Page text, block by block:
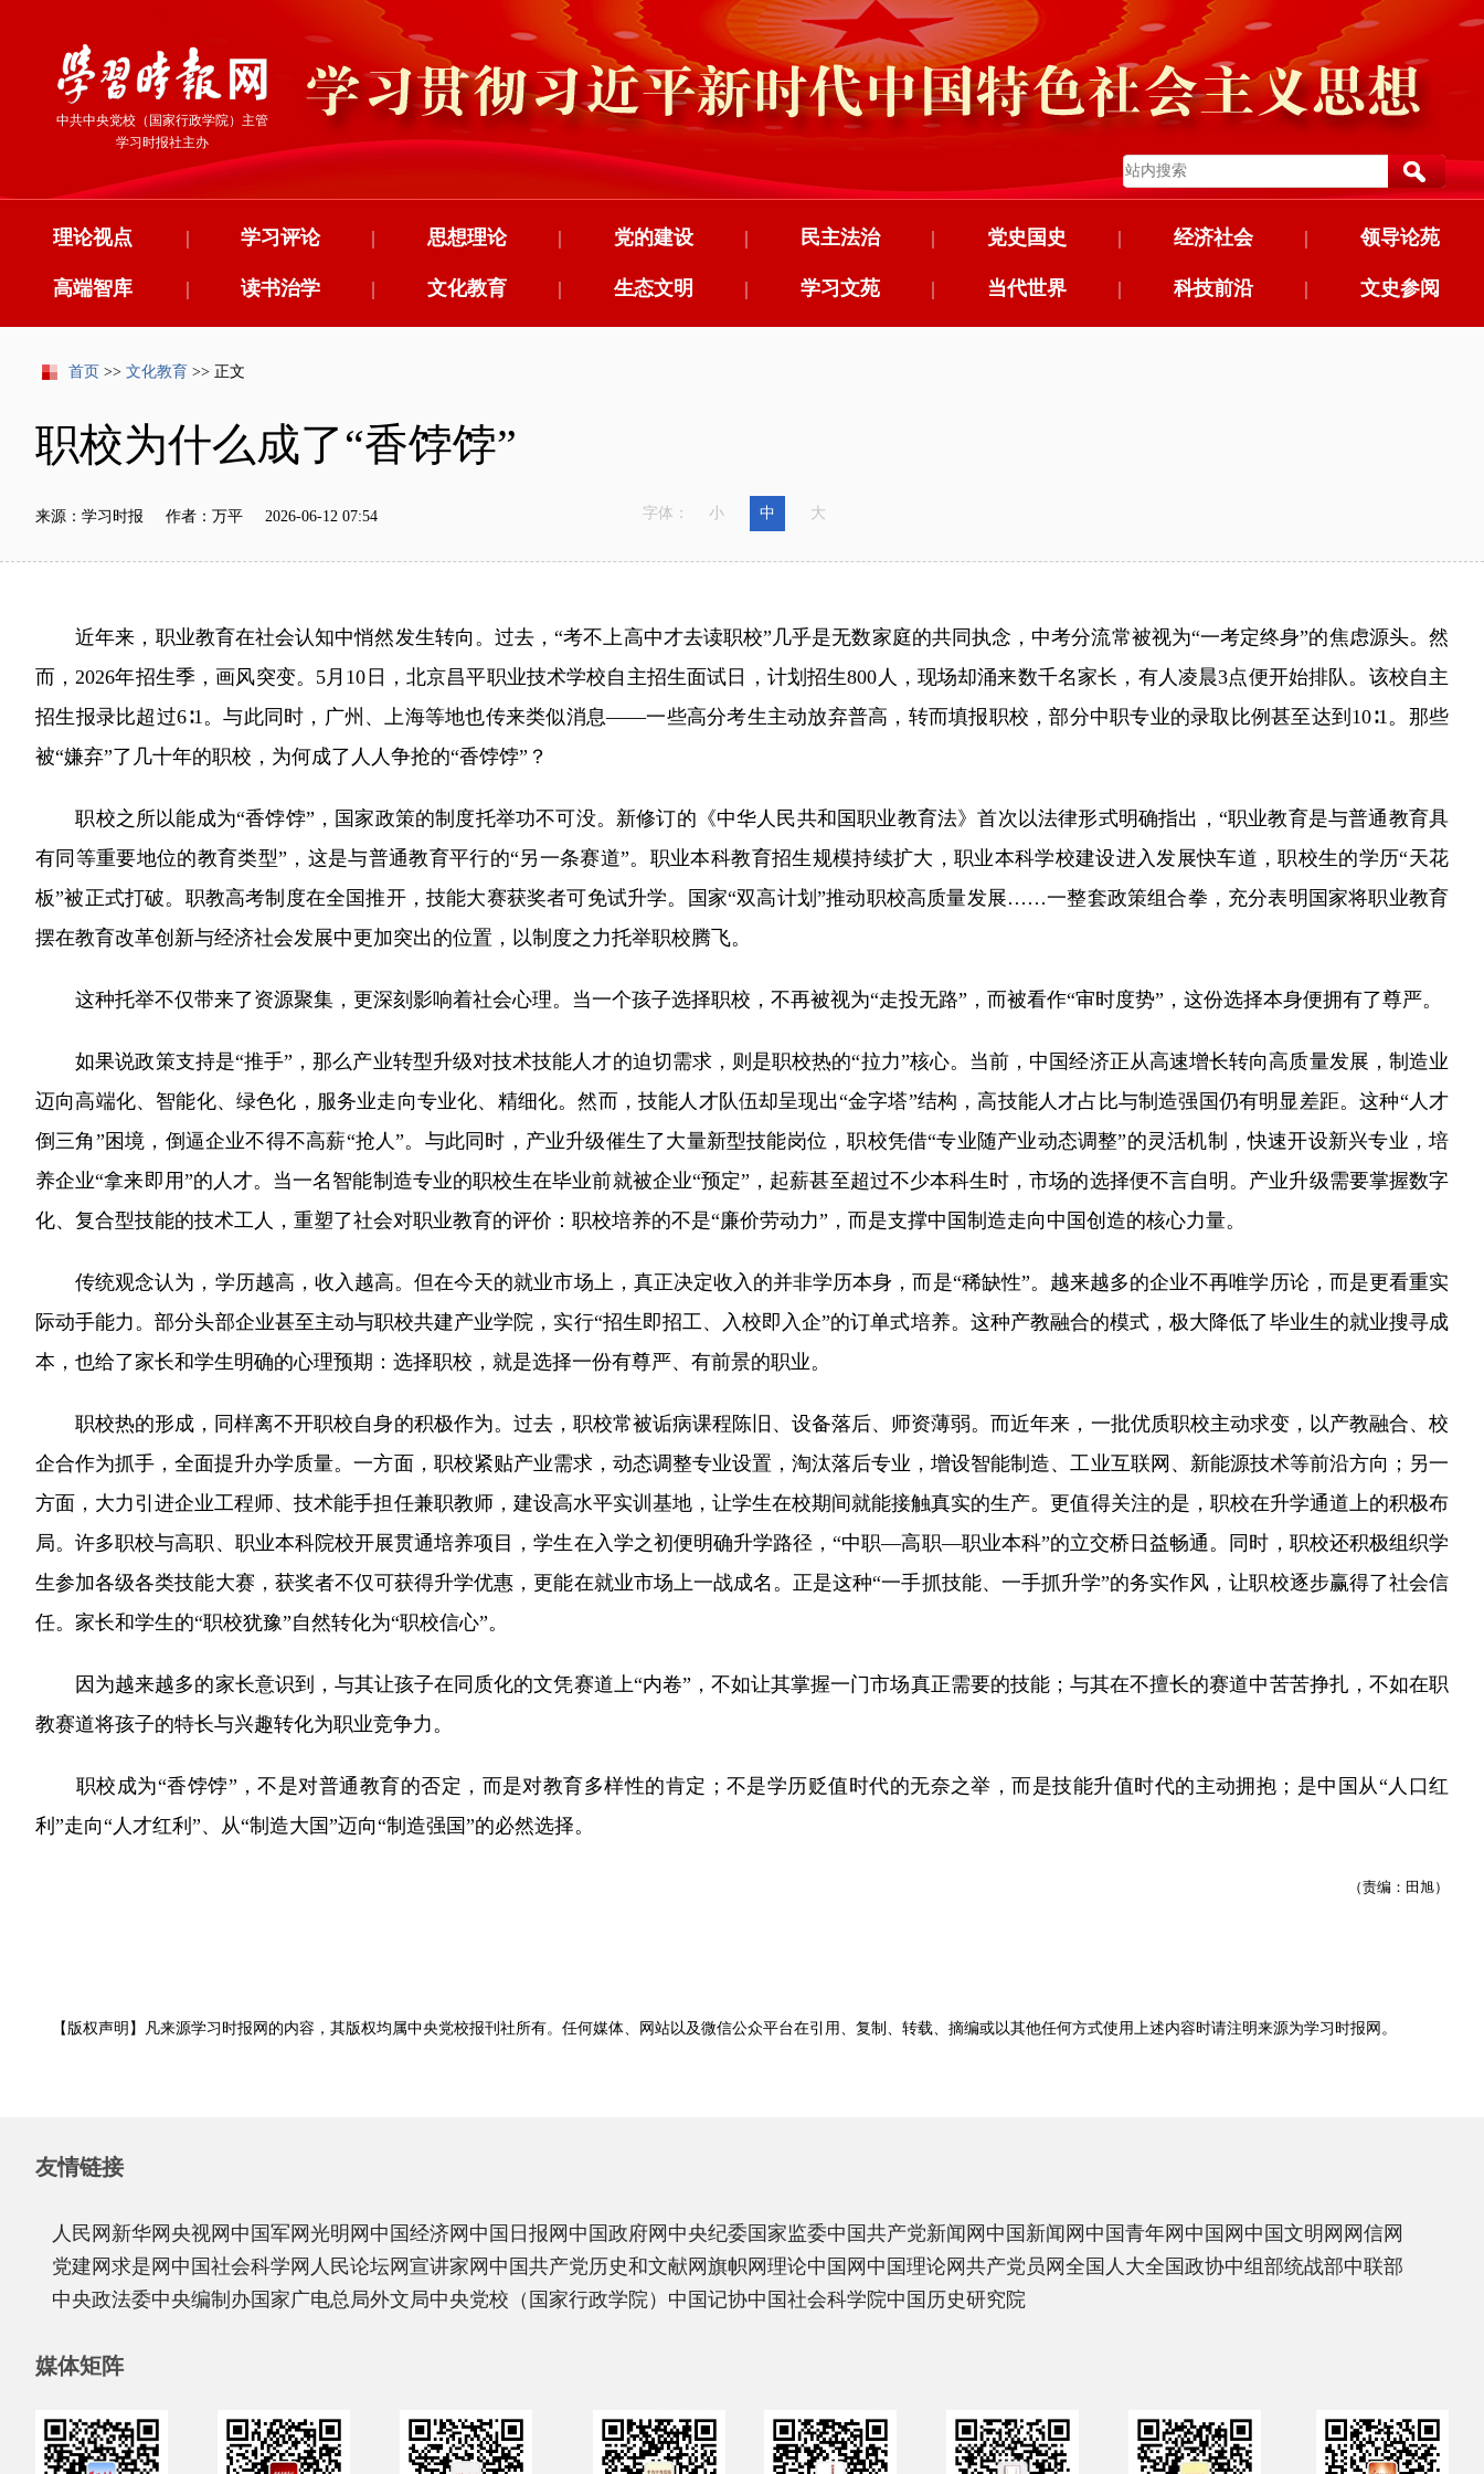
中共中央党校（国家行政学院）主管
学习时报社主办
理论视点 学习评论
| 思想理论
| 党的建设
| 民主法治
| 党史国史
| 经济社会
| 领导论苑
|
高端智库 读书治学
| 文化教育
| 生态文明
| 学习文苑
| 当代世界
| 科技前沿
| 文史参阅
|
首页 >> 文化教育 >> 正文
职校为什么成了“香饽饽”
来源：学习时报 作者：万平 2026-06-12 07:54 字体： 小 中 大
近年来，职业教育在社会认知中悄然发生转向。过去，“考不上高中才去读职校”几乎是无数家庭的共同执念，中考分流常被视为“一考定终身”的焦虑源头。然
而，2026年招生季，画风突变。5月10日，北京昌平职业技术学校自主招生面试日，计划招生800人，现场却涌来数千名家长，有人凌晨3点便开始排队。该校自主
招生报录比超过6∶1。与此同时，广州、上海等地也传来类似消息——一些高分考生主动放弃普高，转而填报职校，部分中职专业的录取比例甚至达到10∶1。那些
被“嫌弃”了几十年的职校，为何成了人人争抢的“香饽饽”？
职校之所以能成为“香饽饽”，国家政策的制度托举功不可没。新修订的《中华人民共和国职业教育法》首次以法律形式明确指出，“职业教育是与普通教育具
有同等重要地位的教育类型”，这是与普通教育平行的“另一条赛道”。职业本科教育招生规模持续扩大，职业本科学校建设进入发展快车道，职校生的学历“天花
板”被正式打破。职教高考制度在全国推开，技能大赛获奖者可免试升学。国家“双高计划”推动职校高质量发展……一整套政策组合拳，充分表明国家将职业教育
摆在教育改革创新与经济社会发展中更加突出的位置，以制度之力托举职校腾飞。
这种托举不仅带来了资源聚集，更深刻影响着社会心理。当一个孩子选择职校，不再被视为“走投无路”，而被看作“审时度势”，这份选择本身便拥有了尊严。
如果说政策支持是“推手”，那么产业转型升级对技术技能人才的迫切需求，则是职校热的“拉力”核心。当前，中国经济正从高速增长转向高质量发展，制造业
迈向高端化、智能化、绿色化，服务业走向专业化、精细化。然而，技能人才队伍却呈现出“金字塔”结构，高技能人才占比与制造强国仍有明显差距。这种“人才
倒三角”困境，倒逼企业不得不高薪“抢人”。与此同时，产业升级催生了大量新型技能岗位，职校凭借“专业随产业动态调整”的灵活机制，快速开设新兴专业，培
养企业“拿来即用”的人才。当一名智能制造专业的职校生在毕业前就被企业“预定”，起薪甚至超过不少本科生时，市场的选择便不言自明。产业升级需要掌握数字
化、复合型技能的技术工人，重塑了社会对职业教育的评价：职校培养的不是“廉价劳动力”，而是支撑中国制造走向中国创造的核心力量。
传统观念认为，学历越高，收入越高。但在今天的就业市场上，真正决定收入的并非学历本身，而是“稀缺性”。越来越多的企业不再唯学历论，而是更看重实
际动手能力。部分头部企业甚至主动与职校共建产业学院，实行“招生即招工、入校即入企”的订单式培养。这种产教融合的模式，极大降低了毕业生的就业搜寻成
本，也给了家长和学生明确的心理预期：选择职校，就是选择一份有尊严、有前景的职业。
职校热的形成，同样离不开职校自身的积极作为。过去，职校常被诟病课程陈旧、设备落后、师资薄弱。而近年来，一批优质职校主动求变，以产教融合、校
企合作为抓手，全面提升办学质量。一方面，职校紧贴产业需求，动态调整专业设置，淘汰落后专业，增设智能制造、工业互联网、新能源技术等前沿方向；另一
方面，大力引进企业工程师、技术能手担任兼职教师，建设高水平实训基地，让学生在校期间就能接触真实的生产。更值得关注的是，职校在升学通道上的积极布
局。许多职校与高职、职业本科院校开展贯通培养项目，学生在入学之初便明确升学路径，“中职—高职—职业本科”的立交桥日益畅通。同时，职校还积极组织学
生参加各级各类技能大赛，获奖者不仅可获得升学优惠，更能在就业市场上一战成名。正是这种“一手抓技能、一手抓升学”的务实作风，让职校逐步赢得了社会信
任。家长和学生的“职校犹豫”自然转化为“职校信心”。
因为越来越多的家长意识到，与其让孩子在同质化的文凭赛道上“内卷”，不如让其掌握一门市场真正需要的技能；与其在不擅长的赛道中苦苦挣扎，不如在职
教赛道将孩子的特长与兴趣转化为职业竞争力。
职校成为“香饽饽”，不是对普通教育的否定，而是对教育多样性的肯定；不是学历贬值时代的无奈之举，而是技能升值时代的主动拥抱；是中国从“人口红
利”走向“人才红利”、从“制造大国”迈向“制造强国”的必然选择。
（责编：田旭）
【版权声明】凡来源学习时报网的内容，其版权均属中央党校报刊社所有。任何媒体、网站以及微信公众平台在引用、复制、转载、摘编或以其他任何方式使用上述内容时请注明来源为学习时报网 。
友情链接
人民网 新华网 央视网 中国军网 光明网 中国经济网 中国日报网 中国政府网 中央纪委国家监委中国共产党新闻网 中国新闻网 中国青年网 中国网 中国文明网 网信网
党建网 求是网 中国社会科学网 人民论坛网 宣讲家网 中国共产党历史和文献网 旗帜网 理论中国网 中国理论网 共产党员网 全国人大全国政协中组部统战部中联部
中央政法委中央编制办国家广电总局外文局中央党校（国家行政学院） 中国记协中国社会科学院中国历史研究院
媒体矩阵